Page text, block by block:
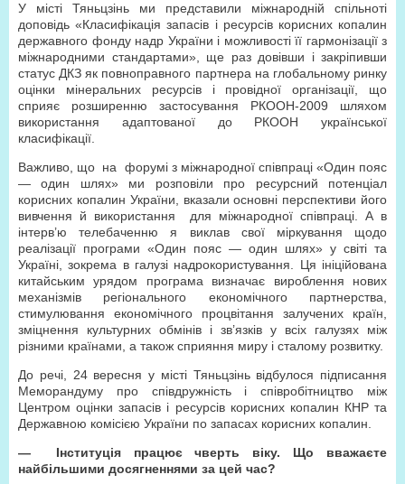
У місті Тяньцзінь ми представили міжнародній спільноті
доповідь «Класифікація запасів і ресурсів корисних копалин
державного фонду надр України і можливості її гармонізації з
міжнародними стандартами», ще раз довівши і закріпивши
статус ДКЗ як повноправного партнера на глобальному ринку
оцінки мінеральних ресурсів і провідної організації, що
сприяє розширенню застосування РКООН-2009 шляхом
використання адаптованої до РКООН української
класифікації.
Важливо, що на форумі з міжнародної співпраці «Один пояс
— один шлях» ми розповіли про ресурсний потенціал
корисних копалин України, вказали основні перспективи його
вивчення й використання для міжнародної співпраці. А в
інтерв’ю телебаченню я виклав свої міркування щодо
реалізації програми «Один пояс — один шлях» у світі та
Україні, зокрема в галузі надрокористування. Ця ініційована
китайським урядом програма визначає вироблення нових
механізмів регіонального економічного партнерства,
стимулювання економічного процвітання залучених країн,
зміцнення культурних обмінів і зв’язків у всіх галузях між
різними країнами, а також сприяння миру і сталому розвитку.
До речі, 24 вересня у місті Тяньцзінь відбулося підписання
Меморандуму про співдружність і співробітництво між
Центром оцінки запасів і ресурсів корисних копалин КНР та
Державною комісією України по запасах корисних копалин.
— Інституція працює чверть віку. Що вважаєте
найбільшими досягненнями за цей час?